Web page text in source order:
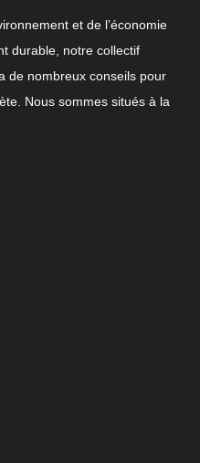
et de l’économie
durable, notre collectif
de nombreux conseils pour
Nous sommes situés à la